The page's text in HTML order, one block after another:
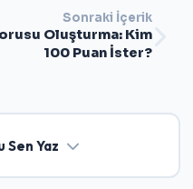
Sonraki İçerik
Oluşturma: Kim
100 Puan İster?
Sen Yaz